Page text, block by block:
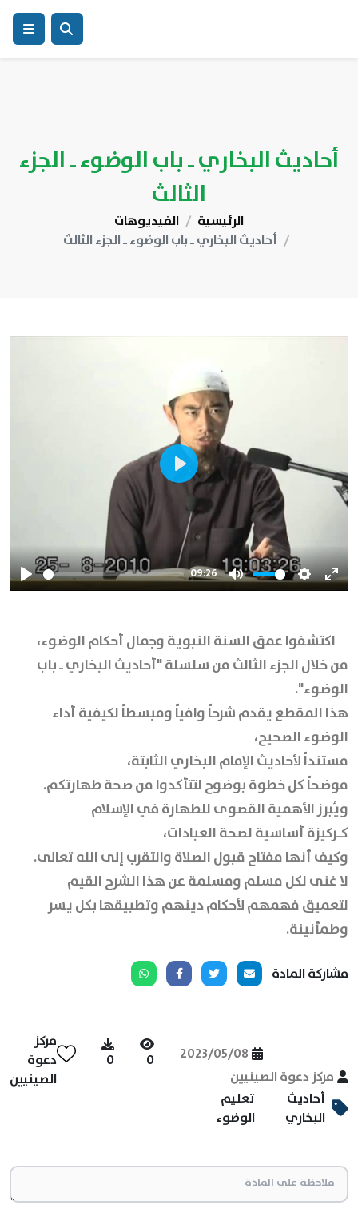
أحاديث البخاري ـ باب الوضوء ـ الجزء
الثالث
الرئيسية
الفيديوهات
أحاديث البخاري ـ باب الوضوء ـ الجزء الثالث
Play
09:26
Mute Settings
Play
اكتشفوا عمق السنة النبوية وجمال أحكام الوضوء،
من خلال الجزء الثالث من سلسلة "أحاديث البخاري ـ باب
الوضوء".
هذا المقطع يقدم شرحاً وافياً ومبسطاً لكيفية أداء
الوضوء الصحيح،
مستنداً لأحاديث الإمام البخاري الثابتة،
موضحاً كل خطوة بوضوح لتتأكدوا من صحة طهارتكم.
ويُبرز الأهمية القصوى للطهارة في الإسلام
كـركيزة أساسية لصحة العبادات،
وكيف أنها مفتاح قبول الصلاة والتقرب إلى الله تعالى.
لا غنى لكل مسلم ومسلمة عن هذا الشرح القيم
لتعميق فهمهم لأحكام دينهم وتطبيقها بكل يسر
وطمأنينة.
مشاركة المادة
مركز دعوة الصينيين
2023/05/08
0
0
مركز
دعوة
الصينيين
أحاديث
البخاري
تعليم
الوضوء